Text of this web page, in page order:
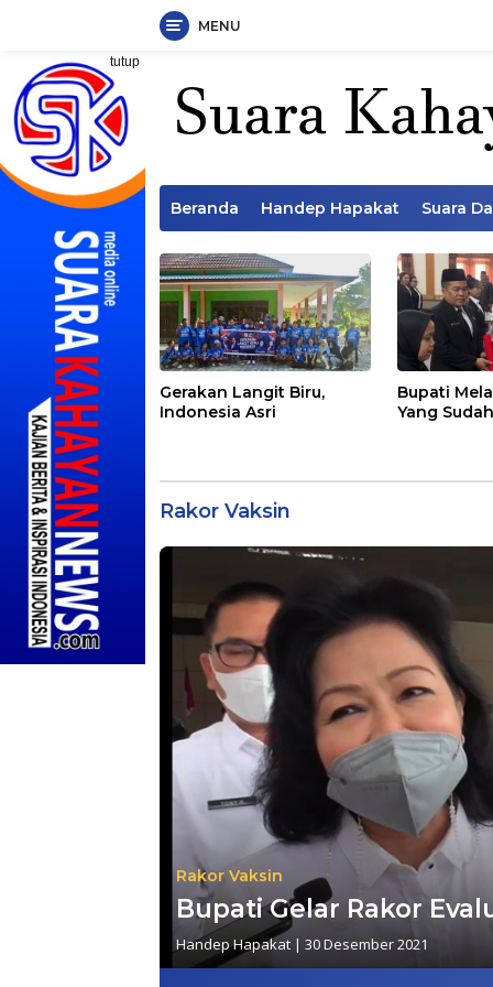
Langsung
konten
MENU
tutup
Beranda Handep Hapakat Suara
Gerakan Langit Biru,
Indonesia Asri
Bupati
Yang
Rakor Vaksin
Rakor Vaksin
Bupati Gelar Rakor
Handep Hapakat | 30 Desember 2021